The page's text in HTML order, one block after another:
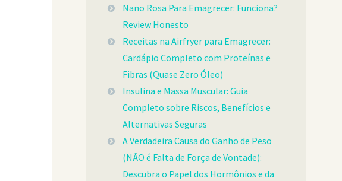
Nano Rosa Para Emagrecer: Funciona?
Review Honesto
Receitas na Airfryer para Emagrecer:
Cardápio Completo com Proteínas e
Fibras (Quase Zero Óleo)
Insulina e Massa Muscular: Guia
Completo sobre Riscos, Benefícios e
Alternativas Seguras
A Verdadeira Causa do Ganho de Peso
(NÃO é Falta de Força de Vontade):
Descubra o Papel dos Hormônios e da